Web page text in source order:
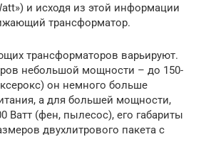
и исходя из этой информации
трансформатор.
трансформаторов варьируют.
небольшой мощности – до 150-
ксерокс) он немного больше
а для большей мощности,
Ватт (фен, пылесос), его габариты
двухлитрового пакета с